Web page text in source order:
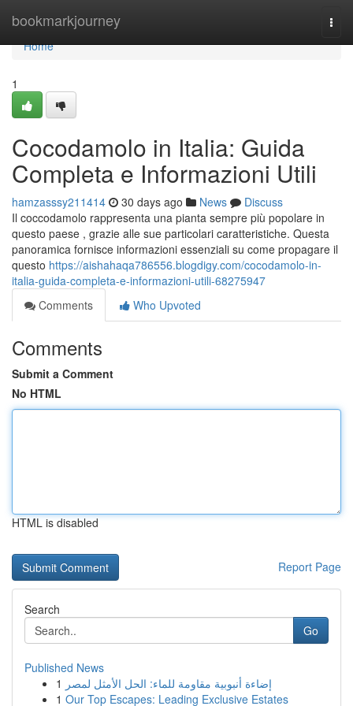
bookmarkjourney
Home
Home
1
Cocodamolo in Italia: Guida
Completa e Informazioni Utili
hamzasssy211414 30 days ago News
Discuss
Il coccodamolo rappresenta una pianta sempre più popolare in
questo paese , grazie alle sue particolari caratteristiche. Questa
panoramica fornisce informazioni essenziali su come propagare il
questo https://aishahaqa786556.blogdigy.com/cocodamolo-in-
italia-guida-completa-e-informazioni-utili-68275947
Comments
Who Upvoted
Comments
Submit a Comment
No HTML
HTML is disabled
Report Page
Search
Go
Published News
1 إضاءة أنبوبية مقاومة للماء: الحل الأمثل لمصر
1 Our Top Escapes: Leading Exclusive Estates